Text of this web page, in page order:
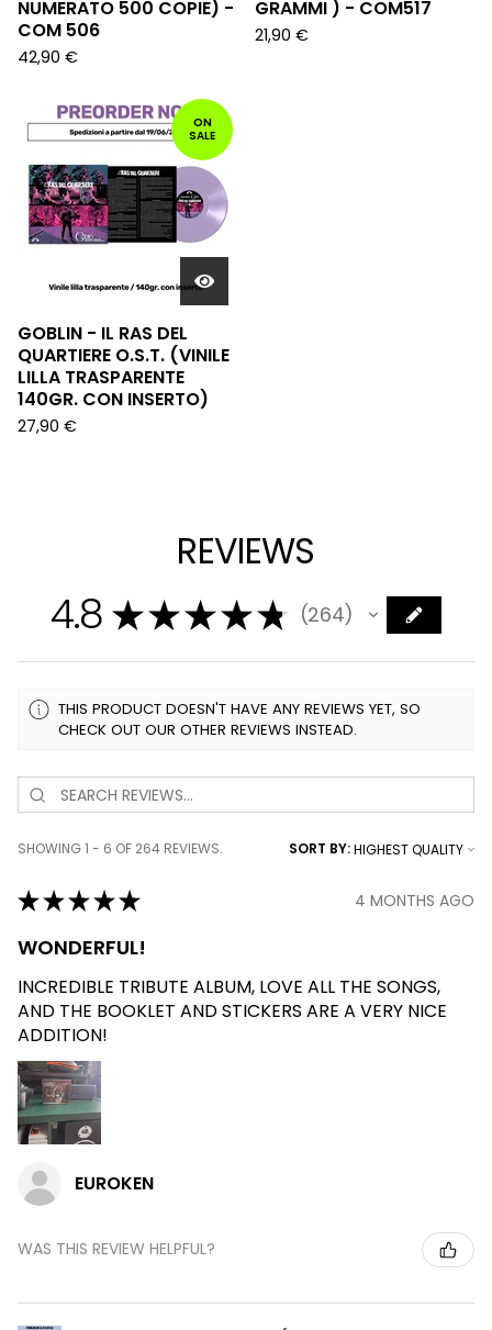
NUMERATO 500 COPIE) -
COM 506
42,90 €
GRAMMI ) - COM517
21,90 €
ON
SALE
GOBLIN - IL RAS DEL
QUARTIERE O.S.T. (VINILE
LILLA TRASPARENTE
140GR. CON INSERTO)
27,90 €
REVIEWS
4.8 ★★★★★ 264
264
THIS PRODUCT DOESN'T HAVE ANY REVIEWS YET, SO
CHECK OUT OUR OTHER REVIEWS INSTEAD.
SHOWING 1 - 6 OF 264 REVIEWS. SORT BY:
★★★★★ 4 MONTHS AGO
WONDERFUL!
INCREDIBLE TRIBUTE ALBUM, LOVE ALL THE SONGS,
AND THE BOOKLET AND STICKERS ARE A VERY NICE
ADDITION!
EUROKEN
WAS THIS REVIEW HELPFUL?